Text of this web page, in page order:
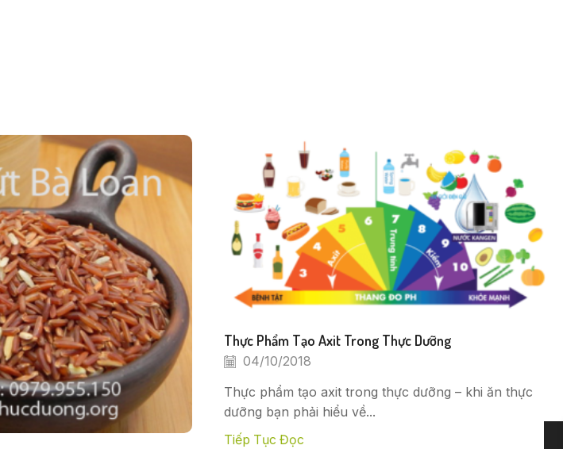
Thực Phẩm Tạo Axit Trong Thực Dưỡng
04/10/2018
Thực phẩm tạo axit trong thực dưỡng – khi ăn thực
dưỡng bạn phải hiểu về...
Tiếp Tục Đọc